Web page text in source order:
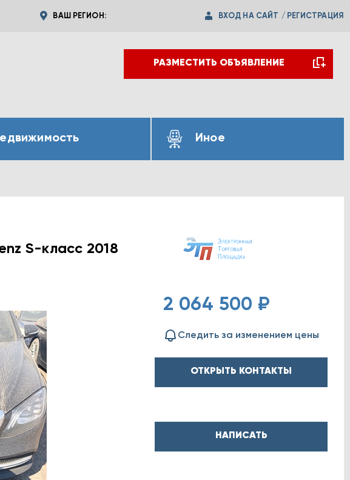
ВАШ РЕГИОН: ВХОД НА САЙТ / РЕГИСТРАЦИЯ
РАЗМЕСТИТЬ ОБЪЯВЛЕНИЕ
Иное
S-класс 2018
2 064 500 ₽
Следить за изменением цены
ОТКРЫТЬ КОНТАКТЫ
НАПИСАТЬ